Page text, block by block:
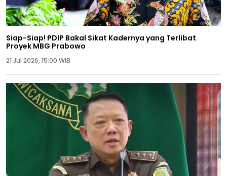
Siap-Siap! PDIP Bakal Sikat Kadernya yang Terlibat
Proyek MBG Prabowo
21 Jul 2026, 15:00 WIB